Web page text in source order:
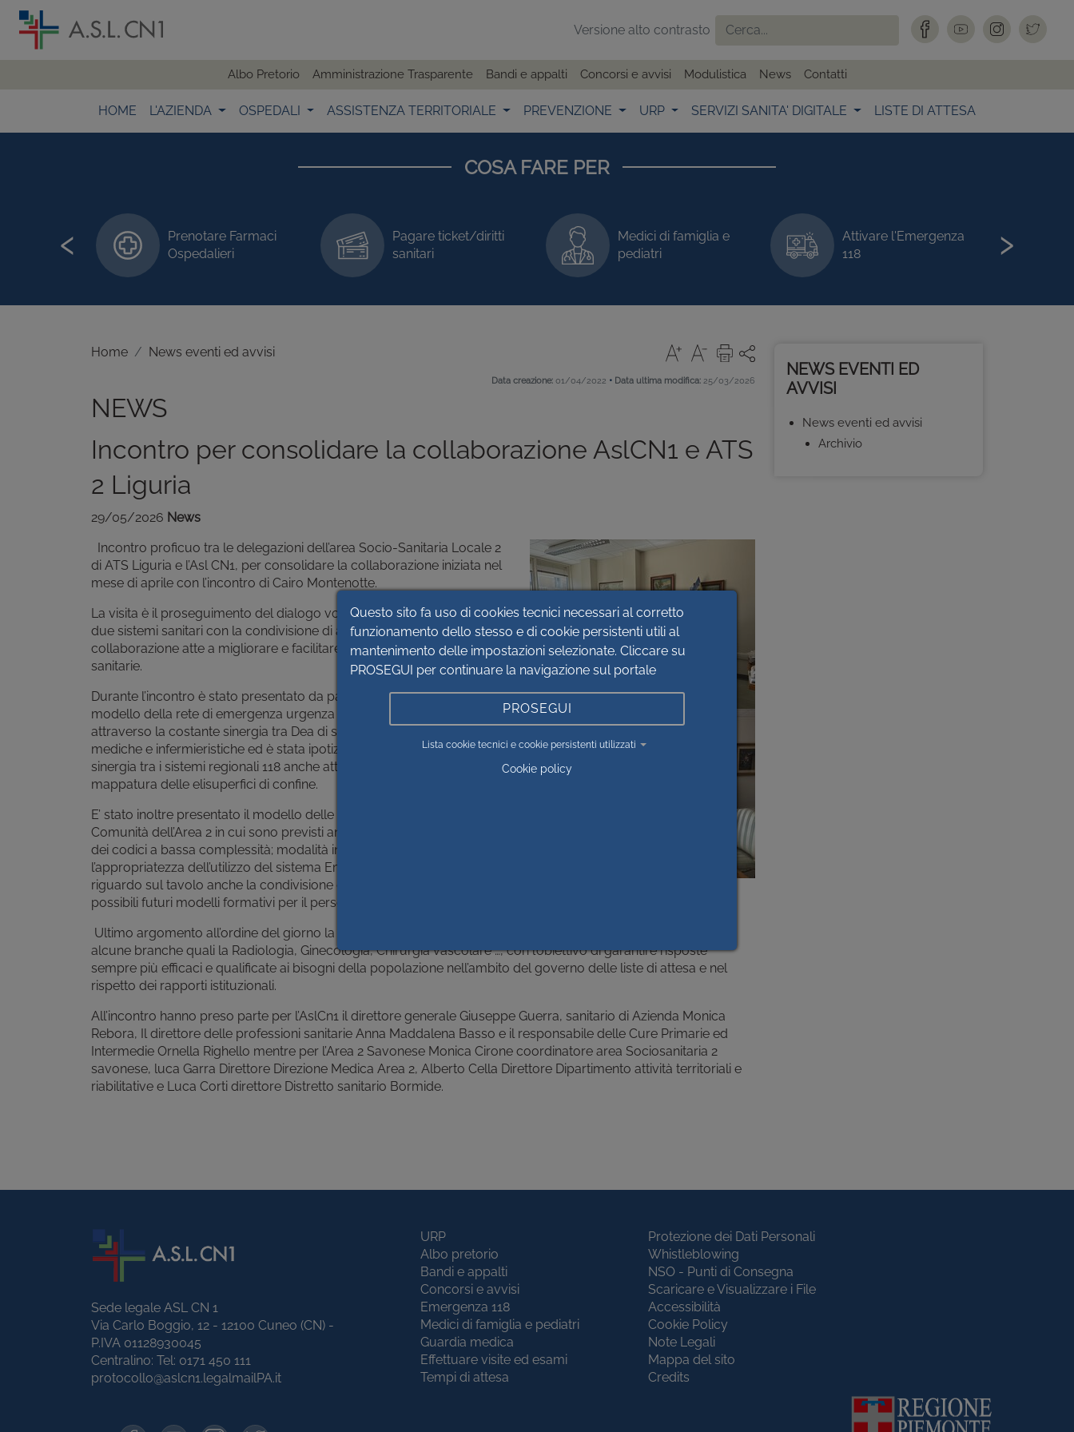
Versione alto contrasto
Albo Pretorio Amministrazione Trasparente Bandi e appalti Concorsi e avvisi Modulistica News Contatti
HOME L'AZIENDA OSPEDALI ASSISTENZA TERRITORIALE PREVENZIONE URP SERVIZI SANITA' DIGITALE LISTE DI ATTESA
COSA FARE PER
esami
Prenotare Farmaci
Ospedalieri
Pagare ticket/diritti
sanitari
Medici di famiglia e
pediatri
Attivare l'Emergenza
118
‹ ›
Home News eventi ed avvisi
Data creazione: 01/04/2022 • Data ultima modifica: 25/03/2026
NEWS
Incontro per consolidare la collaborazione AslCN1 e ATS
2 Liguria
29/05/2026 News
Incontro proficuo tra le delegazioni dell’area Socio-Sanitaria Locale 2
di ATS Liguria e l’Asl CN1, per consolidare la collaborazione iniziata nel
mese di aprile con l’incontro di Cairo Montenotte.
La visita è il proseguimento del dialogo volto a ricercare sinergie tra i
due sistemi sanitari con la condivisione di alcune linee di
collaborazione atte a migliorare e facilitare l’accesso alle prestazioni
sanitarie.
Durante l’incontro è stato presentato da parte dell’Area 2 savonese il
modello della rete di emergenza urgenza attualmente applicato
attraverso la costante sinergia tra Dea di secondo e primo livello, auto
mediche e infermieristiche ed è stata ipotizzata una più costante
sinergia tra i sistemi regionali 118 anche attraverso la condivisione e la
mappatura delle elisuperfici di confine.
E’ stato inoltre presentato il modello delle Case e degli Ospedali di
Comunità dell’Area 2 in cui sono previsti anche la gestione degli accessi
dei codici a bassa complessità; modalità in grado di migliorare
l’appropriatezza dell’utilizzo del sistema Emergenza Urgenza. A
riguardo sul tavolo anche la condivisione delle linee di indirizzo e i
possibili futuri modelli formativi per il personale medico e infermieristico.
Ultimo argomento all’ordine del giorno la condivisione di professionisti sanitari, con particolare riguardo ad
alcune branche quali la Radiologia, Ginecologia, Chirurgia vascolare …, con l’obiettivo di garantire risposte
sempre più efficaci e qualificate ai bisogni della popolazione nell’ambito del governo delle liste di attesa e nel
rispetto dei rapporti istituzionali.
All’incontro hanno preso parte per l’AslCn1 il direttore generale Giuseppe Guerra, sanitario di Azienda Monica
Rebora, Il direttore delle professioni sanitarie Anna Maddalena Basso e il responsabile delle Cure Primarie ed
Intermedie Ornella Righello mentre per l’Area 2 Savonese Monica Cirone coordinatore area Sociosanitaria 2
savonese, luca Garra Direttore Direzione Medica Area 2, Alberto Cella Direttore Dipartimento attività territoriali e
riabilitative e Luca Corti direttore Distretto sanitario Bormide.
NEWS EVENTI ED
AVVISI
News eventi ed avvisi
Archivio
Sede legale ASL CN 1
Via Carlo Boggio, 12 - 12100 Cuneo (CN) -
P.IVA 01128930045
Centralino: Tel: 0171 450 111
protocollo@aslcn1.legalmailPA.it
URP
Albo pretorio
Bandi e appalti
Concorsi e avvisi
Emergenza 118
Medici di famiglia e pediatri
Guardia medica
Effettuare visite ed esami
Tempi di attesa
Protezione dei Dati Personali
Whistleblowing
NSO - Punti di Consegna
Scaricare e Visualizzare i File
Accessibilità
Cookie Policy
Note Legali
Mappa del sito
Credits
Questo sito fa uso di cookies tecnici necessari al corretto
funzionamento dello stesso e di cookie persistenti utili al
mantenimento delle impostazioni selezionate. Cliccare su
PROSEGUI per continuare la navigazione sul portale
PROSEGUI
Lista cookie tecnici e cookie persistenti utilizzati
Cookie policy